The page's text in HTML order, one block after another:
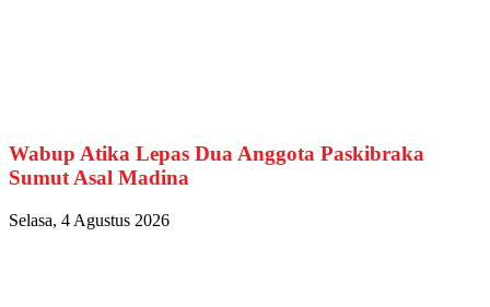
Wabup Atika Lepas Dua Anggota Paskibraka
Sumut Asal Madina
Selasa, 4 Agustus 2026